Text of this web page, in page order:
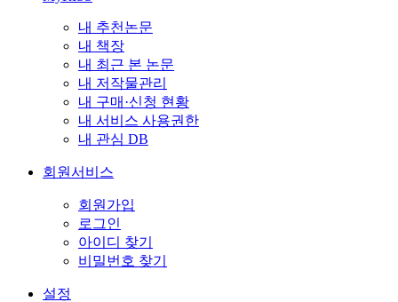
내 추천논문
내 책장
내 최근 본 논문
내 저작물관리
내 구매·신청 현황
내 서비스 사용권한
내 관심 DB
회원서비스
회원가입
로그인
아이디 찾기
비밀번호 찾기
설정